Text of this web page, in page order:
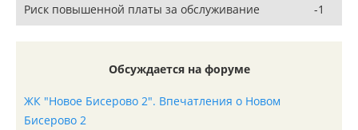
Риск повышенной платы за обслуживание -1
Обсуждается на форуме
ЖК "Новое Бисерово 2". Впечатления о Новом
Бисерово 2